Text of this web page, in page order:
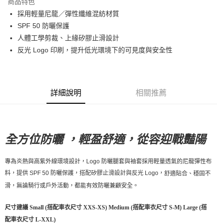
運送方式
全家店到店
每筆NT$80，滿NT$10,000(含以上)免運費
每筆NT$80，滿NT$10,000(含以上)免運費
每筆NT$80，滿NT$10,000(含以上)免運費
每筆NT$130，滿NT$10,000(含以上)免運費
採用輕量尼龍／彈性纖維混紡材質
SPF 50 防曬保護
人體工學剪裁、上緣矽膠止滑設計
反光 Logo 印刷，提升低光環境下的可見度與安全性
詳細說明 相關推薦
ChatGPT 說：
全方位防曬 ，輕盈舒適，從容迎戰豔陽
專為炎熱與高紫外線環境設計，Logo 防曬腿套與袖套採用輕量透氣的尼龍彈性布
料，提供 SPF 50 防曬保護，搭配矽膠止滑設計與反光 Logo， 舒適貼合、穩固不
滑，無論騎行或戶外活動，都能有效防曬兼顧安全。
尺寸建議 Small (搭配車衣尺寸 XXS-XS) Medium (搭配車衣尺寸 S-M) Large (搭
配車衣尺寸 L-XXL)